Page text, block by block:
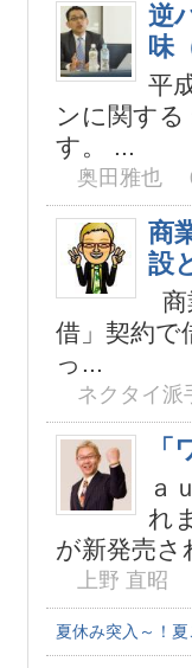
逆
味
平
ンに関す
す。 ...
奥田雅也
商
設
借」契約で
っ...
ネクタイ派
ａ
れ
が新発売さ
上野 直昭
夏休み突入～！